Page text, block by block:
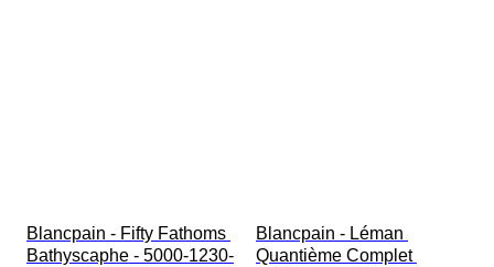
Blancpain - Fifty Fathoms
Bathyscaphe - 5000-1230-
Blancpain - Léman
Quantième Complet